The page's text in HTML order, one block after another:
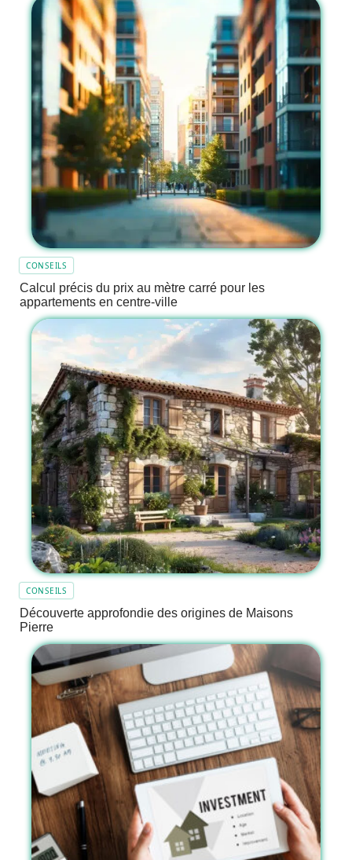
CONSEILS
Calcul précis du prix au mètre carré pour les
appartements en centre-ville
CONSEILS
Découverte approfondie des origines de Maisons
Pierre